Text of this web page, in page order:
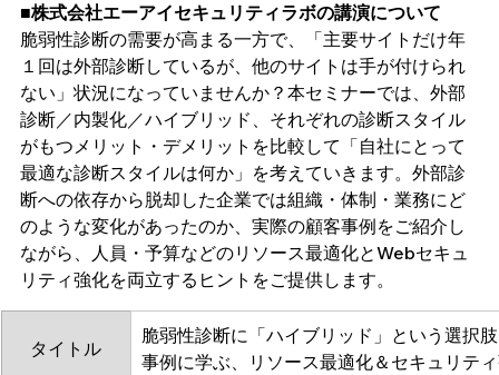
■株式会社エーアイセキュリティラボの講演について
脆弱性診断の需要が高まる一方で、「主要サイトだけ年
１回は外部診断しているが、他のサイトは手が付けられ
ない」状況になっていませんか？本セミナーでは、外部
診断／内製化／ハイブリッド、それぞれの診断スタイル
がもつメリット・デメリットを比較して「自社にとって
最適な診断スタイルは何か」を考えていきます。外部診
断への依存から脱却した企業では組織・体制・業務にど
のような変化があったのか、実際の顧客事例をご紹介し
ながら、人員・予算などのリソース最適化とWebセキュ
リティ強化を両立するヒントをご提供します。
タイトル
脆弱性診断に「ハイブリッド」という選択
事例に学ぶ、リソース最適化＆セキュリテ